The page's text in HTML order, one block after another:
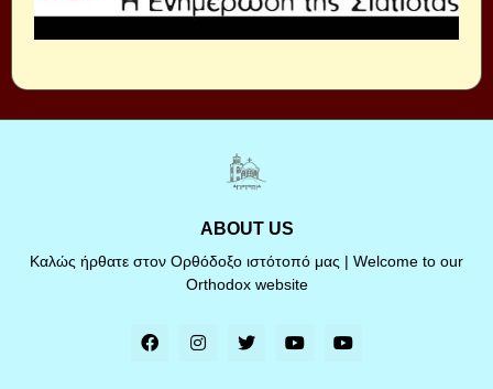
ABOUT US
Καλώς ήρθατε στον Ορθόδοξο ιστότοπό μας | Welcome to our
Orthodox website